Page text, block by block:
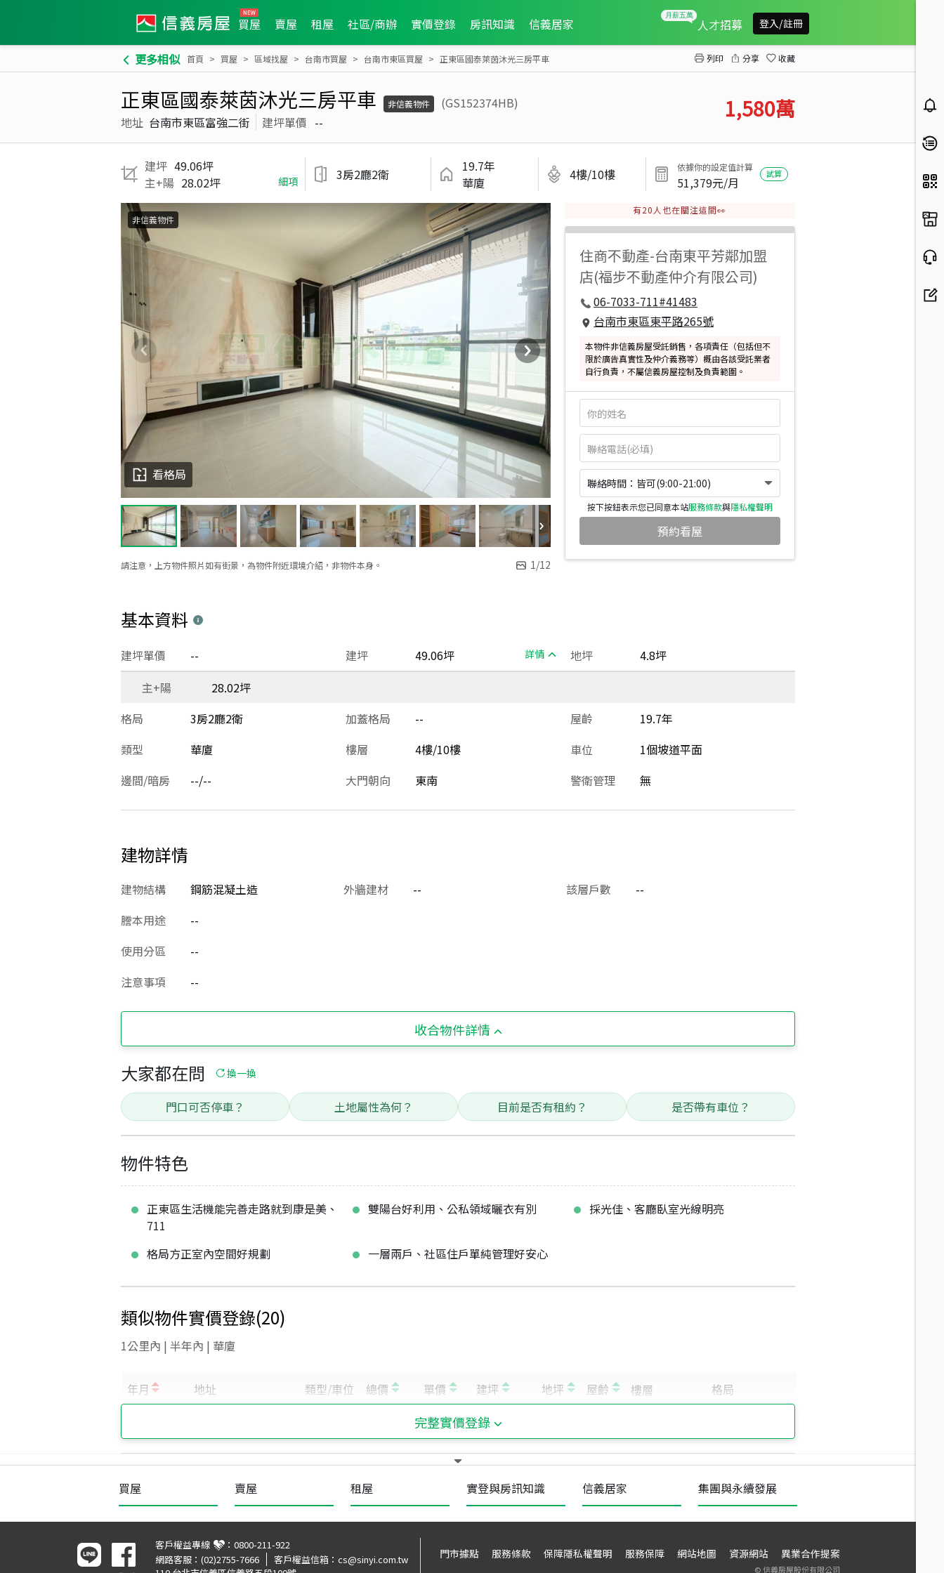
買屋 賣屋 租屋 社區/商辦 實價登錄 房訊知識 信義居家 人才招募 登入/註冊
更多相似 首頁 買屋 區域找屋 台南市買屋 台南市東區買屋 正東區國泰萊茵沐光三房平車 列印 分享 收藏
正東區國泰萊茵沐光三房平車 非信義物件
(GS152374HB)
地址 台南市東區富強二街 建坪單價 -- 1,580萬
建坪 49.06坪
主+陽 28.02坪 細項 3房2廳2衛
19.7年
華廈
4樓/10樓 依據你的設定值計算
51,379元/月
試算
請注意，上方物件照片如有街景，為物件附近環境介紹，非物件本身。 1/12
看格局
非信義物件
有20 人也在關注這間👀
住商不動產-台南東平芳鄰加盟
店(福步不動產仲介有限公司)
06-7033-711#41483
台南市東區東平路265號
本物件非信義房屋受託銷售，各項責任（包括但不
限於廣告真實性及仲介義務等）概由各該受託業者
自行負責，不屬信義房屋控制及負責範圍。
聯絡時間：皆可(9:00-21:00)
按下按鈕表示您已同意本站服務條款與隱私權聲明
預約看屋
基本資料
建坪 49.06坪 詳情
建坪單價 -- 地坪
4.8坪
主+陽
28.02坪
格局
3房2廳2衛 加蓋格局 -- 屋齡
19.7年
類型
華廈 樓層 4樓/10樓 車位
1個坡道平面
邊間/暗房
--/-- 大門朝向 東南 警衛管理 無
建物詳情
建物結構 鋼筋混凝土造 外牆建材 -- 該層戶數
--
謄本用途
--
使用分區
--
注意事項
--
收合物件詳情
大家都在問 換一換
門口可否停車？ 土地屬性為何？ 目前是否有租約？ 是否帶有車位？
物件特色
正東區生活機能完善走路就到康是美、
711
雙陽台好利用、公私領域曬衣有別 採光佳、客廳臥室光線明亮
格局方正室內空間好規劃 一層兩戶、社區住戶單純管理好安心
類似物件實價登錄(20)
1公里內 | 半年內 | 華廈
完整實價登錄
買屋 賣屋 租屋 實登與房訊知識 信義居家 集團與永續發展
客戶權益專線 ： 0800-211-922
網路客服： (02)2755-7666 客戶權益信箱： cs@sinyi.com.tw
門市據點 服務條款 保障隱私權聲明 服務保障 網站地圖 資源網站 異業合作提案
©信義房屋股份有限公司